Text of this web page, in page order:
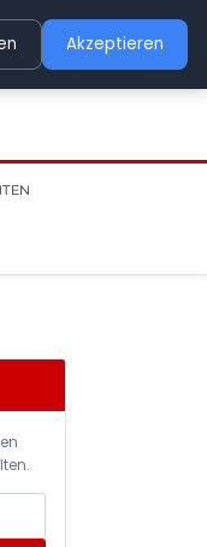
Akzeptieren